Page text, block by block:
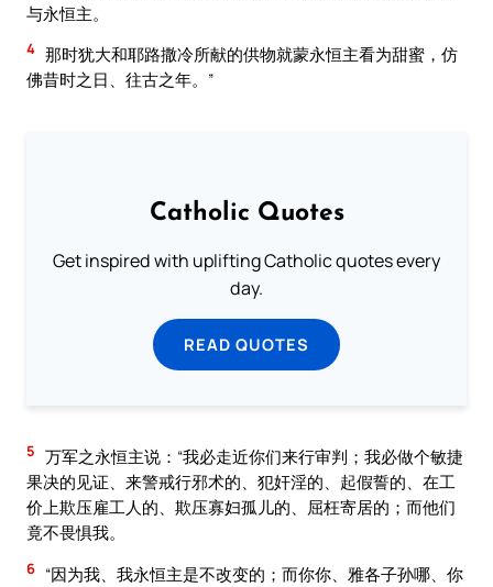
与永恒主。
4 那时犹大和耶路撒冷所献的供物就蒙永恒主看为甜蜜，仿
佛昔时之日、往古之年。”
Catholic Quotes
Get inspired with uplifting Catholic quotes every
day.
READ QUOTES
5 万军之永恒主说：“我必走近你们来行审判；我必做个敏捷
果决的见证、来警戒行邪术的、犯奸淫的、起假誓的、在工
价上欺压雇工人的、欺压寡妇孤儿的、屈枉寄居的；而他们
竟不畏惧我。
6 “因为我、我永恒主是不改变的；而你你、雅各子孙哪、你